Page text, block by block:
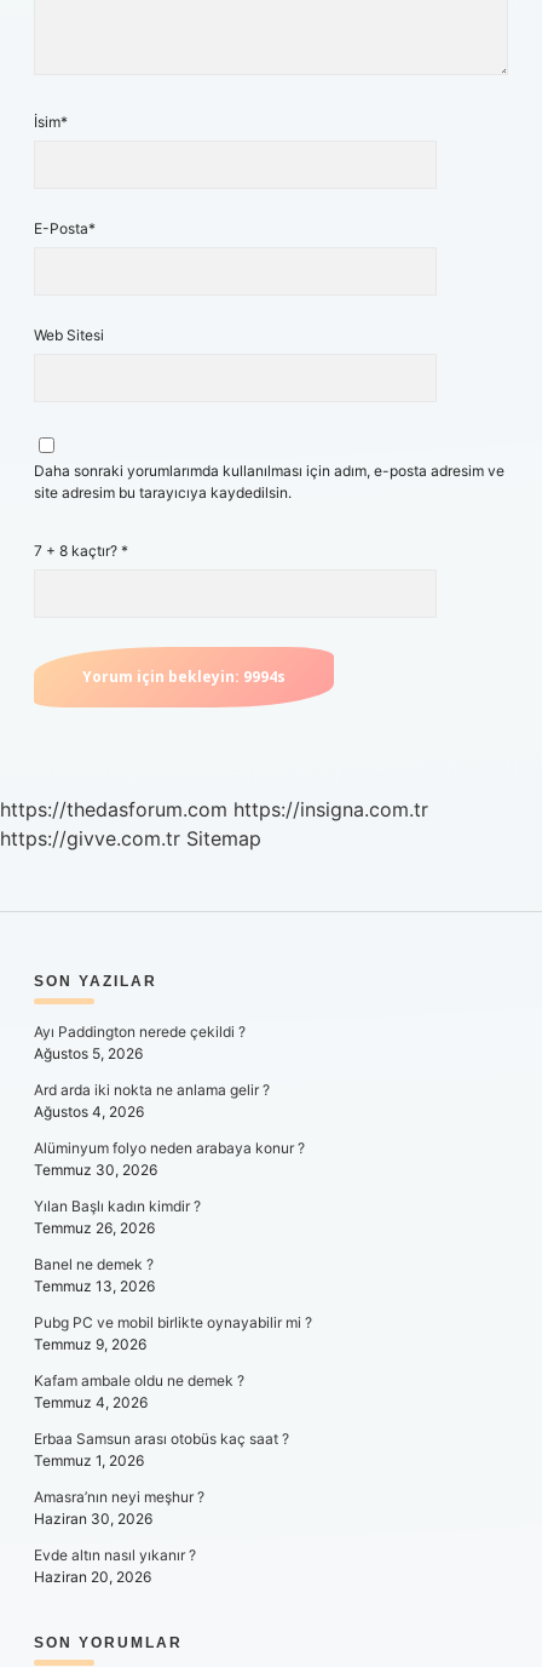
İsim*
E-Posta*
Web Sitesi
Daha sonraki yorumlarımda kullanılması için adım, e-posta adresim ve
site adresim bu tarayıcıya kaydedilsin.
7 + 8 kaçtır? *
https://thedasforum.com https://insigna.com.tr
https://givve.com.tr Sitemap
SIDEBAR
SON YAZILAR
Ayı Paddington nerede çekildi ?
Ağustos 5, 2026
Ard arda iki nokta ne anlama gelir ?
Ağustos 4, 2026
Alüminyum folyo neden arabaya konur ?
Temmuz 30, 2026
Yılan Başlı kadın kimdir ?
Temmuz 26, 2026
Banel ne demek ?
Temmuz 13, 2026
Pubg PC ve mobil birlikte oynayabilir mi ?
Temmuz 9, 2026
Kafam ambale oldu ne demek ?
Temmuz 4, 2026
Erbaa Samsun arası otobüs kaç saat ?
Temmuz 1, 2026
Amasra’nın neyi meşhur ?
Haziran 30, 2026
Evde altın nasıl yıkanır ?
Haziran 20, 2026
SON YORUMLAR